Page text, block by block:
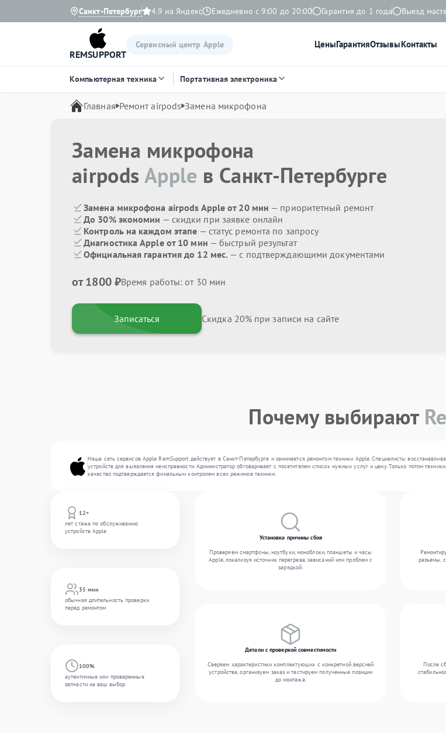
Санкт-Петербург 4.9 на Яндекс Ежедневно с 9:00 до 20:00 Гарантия до 1 года Выезд
REMSUPPORT
Сервисный центр Apple ЦеныГарантияОтзывыКонтакты
Компьютерная техника Портативная электроника
Главная Ремонт airpods Замена микрофона
Замена микрофона
airpods Apple в Санкт-Петербурге
Замена микрофона airpods Apple от 20 мин — приоритетный ремонт
До 30% экономии — скидки при заявке онлайн
Контроль на каждом этапе — статус ремонта по запросу
Диагностика Apple от 10 мин — быстрый результат
Официальная гарантия до 12 мес. — с подтверждающими документами
от 1800 ₽Время работы: от 30 мин
Записаться Скидка 20% при записи на сайте
Почему выбирают
Наша сеть сервисов Apple RemSupport действует в Санкт-Петербурге и занимается ремонтом техники Apple. Специалисты
устройств для выявления неисправности. Администратор обговаривает с посетителем список нужных услуг и цену. Только потом
качество подтверждается финальным контролем всех режимов техники.
12+
лет стажа по обслуживанию
устройств Apple
35 мин
обычная длительность проверки
перед ремонтом
100%
аутентичные или проверенные
запчасти на ваш выбор
Установка причины сбоя
Проверяем смартфоны, ноутбуки, моноблоки, планшеты и часы
Apple, локализуя источник перегрева, зависаний или проблем с
зарядкой.
разъемы,
Детали с проверкой совместимости
Сверяем характеристики комплектующих с конкретной версией
устройства, организуем заказ и тестируем полученные позиции
до монтажа.
После